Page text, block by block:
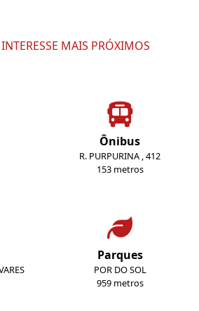
MAIS PRÓXIMOS
Ônibus
R. PURPURINA , 412
153 metros
Parques
POR DO SOL
959 metros